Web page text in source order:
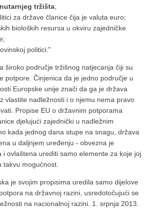
tržišta;
za države članice čija je valuta euro;
bioloških resursa u okviru zajedničke
politici."
široko područje tržišnog natjecanja čiji su
potpore. Činjenica da je jedno područje u
Europske unije znači da ga je država
vlastite nadležnosti i o njemu nema pravo
Propise EU o državnim potporama
djelujući zajednički u nadležnim
kada jednog dana stupe na snagu, država
u daljnjem uređenju - obvezna je
i ovlaštena urediti samo elemente za koje joj
takvu mogućnost.
je svojim propisima uredila samo dijelove
na državnoj razini, usredotočujući se
na nacionalnoj razini. 1. srpnja 2013.